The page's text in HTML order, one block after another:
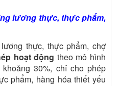
lương thực, thực phẩm,
thực, thực phẩm, chợ
hoạt động theo mô hình
30%, chỉ cho phép
phẩm, hàng hóa thiết yếu